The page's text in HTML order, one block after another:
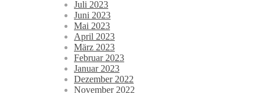
Juli 2023
Juni 2023
Mai 2023
April 2023
März 2023
Februar 2023
Januar 2023
Dezember 2022
November 2022